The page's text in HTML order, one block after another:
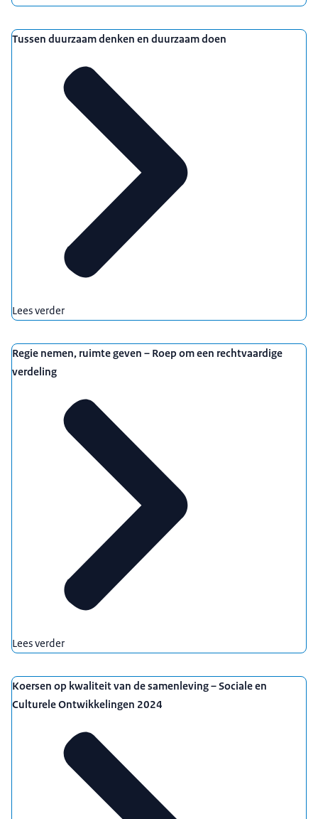
Tussen duurzaam denken en duurzaam doen
Lees verder
Regie nemen, ruimte geven – Roep om een rechtvaardige
verdeling
Lees verder
Koersen op kwaliteit van de samenleving – Sociale en
Culturele Ontwikkelingen 2024